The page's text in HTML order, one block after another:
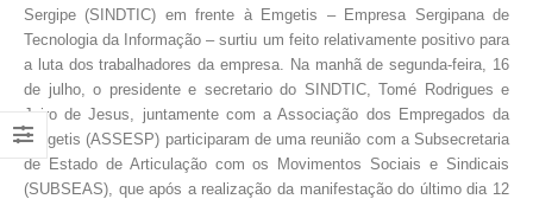
Sergipe (SINDTIC) em frente à Emgetis – Empresa Sergipana de
Tecnologia da Informação – surtiu um feito relativamente positivo para
a luta dos trabalhadores da empresa. Na manhã de segunda-feira, 16
de julho, o presidente e secretario do SINDTIC, Tomé Rodrigues e
Jairo de Jesus
juntamente com a Associação dos Empregados da
Emgetis (ASSESP) participaram de uma reunião com a Subsecretaria
de Estado de Articulação com os Movimentos Sociais e Sindicais
(SUBSEAS), que após a realização da manifestação do último dia 12